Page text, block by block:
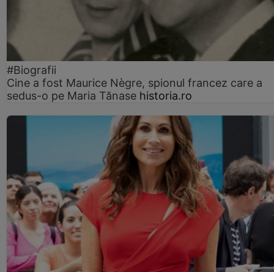
#Biografii
Cine a fost Maurice Nègre, spionul francez care a
sedus-o pe Maria Tănase historia.ro